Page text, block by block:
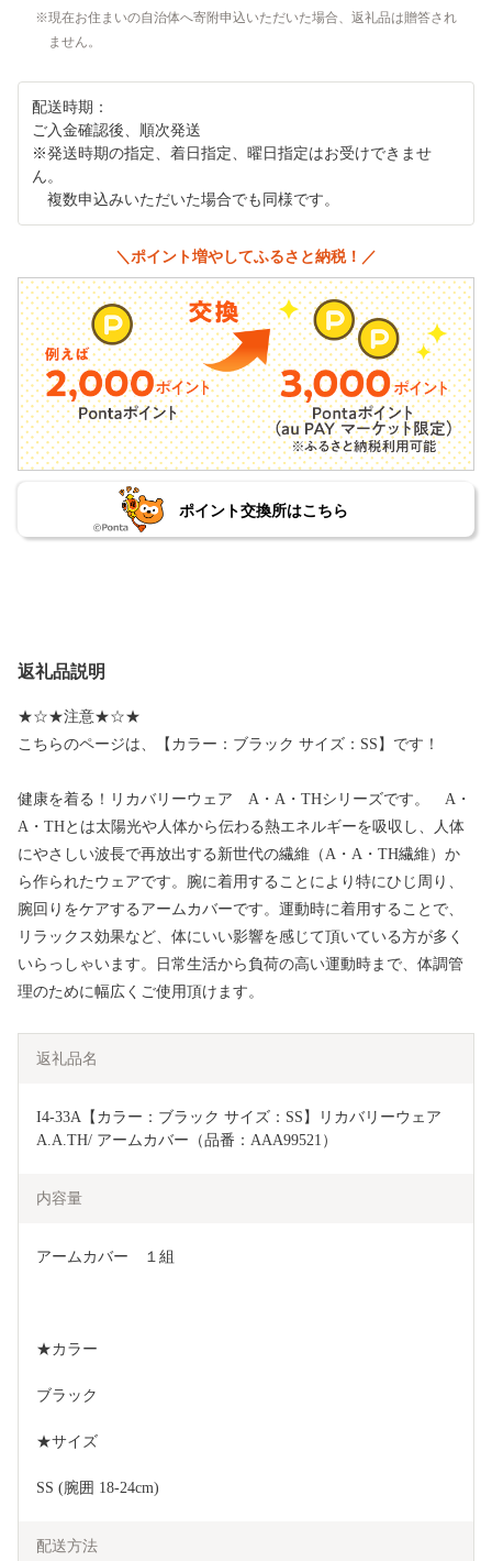
現在お住まいの自治体へ寄附申込いただいた場合、返礼品は贈答され
ません。
配送時期：
ご入金確認後、順次発送
※発送時期の指定、着日指定、曜日指定はお受けできませ
ん。
複数申込みいただいた場合でも同様です。
＼ポイント増やしてふるさと納税！／
ポイント交換所はこちら
返礼品説明
★☆★注意★☆★
こちらのページは、【カラー：ブラック サイズ：SS】です！
健康を着る！リカバリーウェア A・A・THシリーズです。 A・
A・THとは太陽光や人体から伝わる熱エネルギーを吸収し、人体
にやさしい波長で再放出する新世代の繊維（A・A・TH繊維）か
ら作られたウェアです。腕に着用することにより特にひじ周り、
腕回りをケアするアームカバーです。運動時に着用することで、
リラックス効果など、体にいい影響を感じて頂いている方が多く
いらっしゃいます。日常生活から負荷の高い運動時まで、体調管
理のために幅広くご使用頂けます。
返礼品名
I4-33A【カラー：ブラック サイズ：SS】リカバリーウェア
A.A.TH/ アームカバー（品番：AAA99521）
内容量
アームカバー　１組
★カラー
ブラック
★サイズ
SS (腕囲 18-24cm)
配送方法